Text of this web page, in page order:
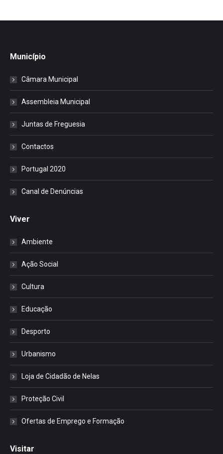
Município
Câmara Municipal
Assembleia Municipal
Juntas de Freguesia
Contactos
Portugal 2020
Canal de Denúncias
Viver
Ambiente
Ação Social
Cultura
Educação
Desporto
Urbanismo
Loja de Cidadão de Nelas
Proteção Civil
Ofertas de Emprego e Formação
Visitar